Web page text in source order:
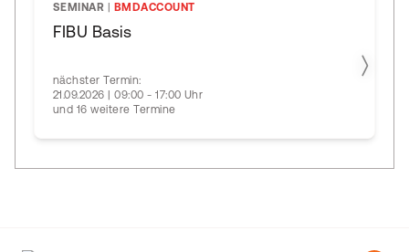
SEMINAR BMDACCOUNT
FIBU Basis
nächster Termin:
21.09.2026 | 09:00 - 17:00 Uhr
und 16 weitere Termine